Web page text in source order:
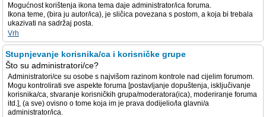
Mogućnost korištenja ikona tema daje administrator/ica foruma.
Ikona teme, (bira ju autor/ica), je sličica povezana s postom, a koja bi trebala
ukazivati na sadržaj posta.
Vrh
Stupnjevanje korisnika/ca i korisničke grupe
Što su administratori/ce?
Administratori/ce su osobe s najvišom razinom kontrole nad cijelim forumom.
Mogu kontrolirati sve aspekte foruma [postavljanje dopuštenja, isključivanje
korisnika/ca, stvaranje korisničkih grupa/moderatora(ica), moderiranje foruma
itd.], (a sve) ovisno o tome koja im je prava dodijelio/la glavni/a
administrator/ica.